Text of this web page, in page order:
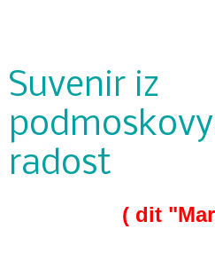
Suvenir iz
radost
( dit